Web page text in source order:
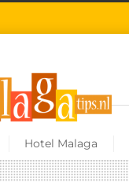
Hotel Malaga